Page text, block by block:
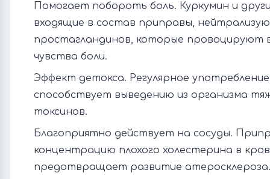
Помогает побороть боль. Куркумин и
входящие в состав приправы,
простагландинов, которые провоцируют
чувства боли.
Эффект детокса. Регулярное
способствует выведению из организма
токсинов.
Благоприятно действует на сосуды.
концентрацию плохого холестерина в
предотвращает развитие атеросклероза.